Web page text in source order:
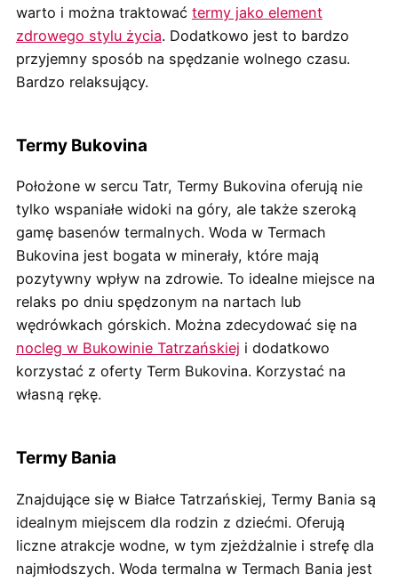
warto i można traktować termy jako element
zdrowego stylu życia. Dodatkowo jest to bardzo
przyjemny sposób na spędzanie wolnego czasu.
Bardzo relaksujący.
Termy Bukovina
Położone w sercu Tatr, Termy Bukovina oferują nie
tylko wspaniałe widoki na góry, ale także szeroką
gamę basenów termalnych. Woda w Termach
Bukovina jest bogata w minerały, które mają
pozytywny wpływ na zdrowie. To idealne miejsce na
relaks po dniu spędzonym na nartach lub
wędrówkach górskich. Można zdecydować się na
nocleg w Bukowinie Tatrzańskiej i dodatkowo
korzystać z oferty Term Bukovina. Korzystać na
własną rękę.
Termy Bania
Znajdujące się w Białce Tatrzańskiej, Termy Bania są
idealnym miejscem dla rodzin z dziećmi. Oferują
liczne atrakcje wodne, w tym zjeżdżalnie i strefę dla
najmłodszych. Woda termalna w Termach Bania jest